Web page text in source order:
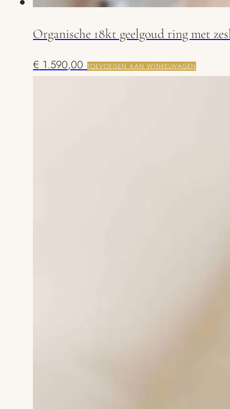
Organische 18kt geelgoud ring met
€ 1.590,00 TOEVOEGEN AAN WINKELWAGEN